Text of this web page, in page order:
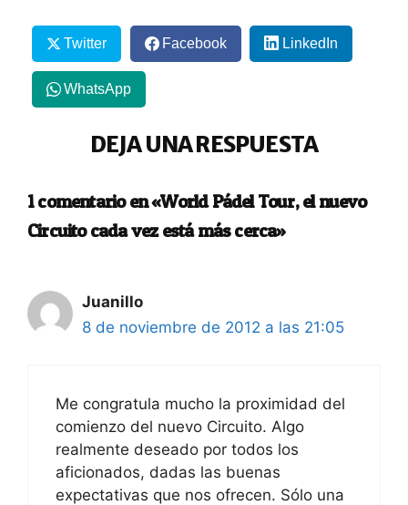
Twitter Facebook LinkedIn
WhatsApp
DEJA UNA RESPUESTA
1 comentario en «World Pádel Tour, el nuevo
Circuito cada vez está más cerca»
Juanillo
8 de noviembre de 2012 a las 21:05
Me congratula mucho la proximidad del
comienzo del nuevo Circuito. Algo
realmente deseado por todos los
aficionados, dadas las buenas
expectativas que nos ofrecen. Sólo una